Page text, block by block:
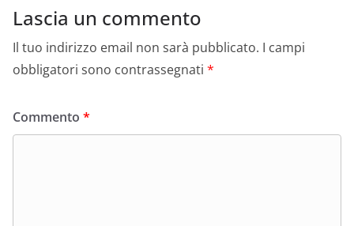
Lascia un commento
Il tuo indirizzo email non sarà pubblicato. I campi
obbligatori sono contrassegnati *
Commento *